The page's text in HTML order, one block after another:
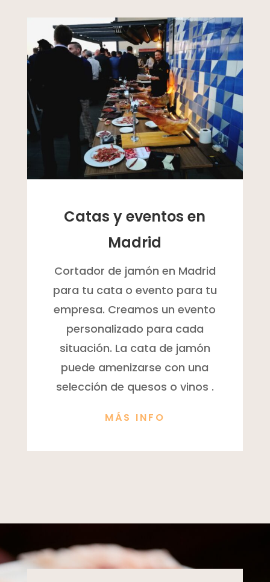
Catas y eventos en
Madrid
Cortador de jamón en Madrid
para tu cata o evento para tu
empresa. Creamos un evento
personalizado para cada
situación. La cata de jamón
puede amenizarse con una
selección de quesos o vinos .
MÁS INFO